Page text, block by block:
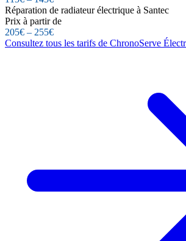
Réparation de radiateur électrique à Santec
Prix à partir de
205€ – 255€
Consultez tous les tarifs de ChronoServe